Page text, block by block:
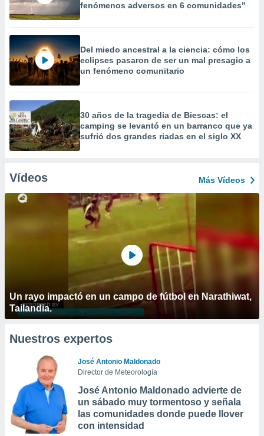
fenómenos adversos en 6 comunidades"
Del miedo ancestral a la ciencia: cómo los
eclipses pasaron de ser un mal presagio a
un fenómeno comunitario
30 años de la tragedia de Biescas: el
camping se levantó en un barranco que ya
sufrió dos grandes riadas en el siglo XX
Vídeos Más Vídeos
Un rayo impactó en un campo de fútbol en Narathiwat,
Tailandia.
Nuestros expertos
José Antonio Maldonado
Director de Meteorología
José Antonio Maldonado advierte de
un sábado muy tormentoso y señala
las comunidades donde puede llover
con intensidad